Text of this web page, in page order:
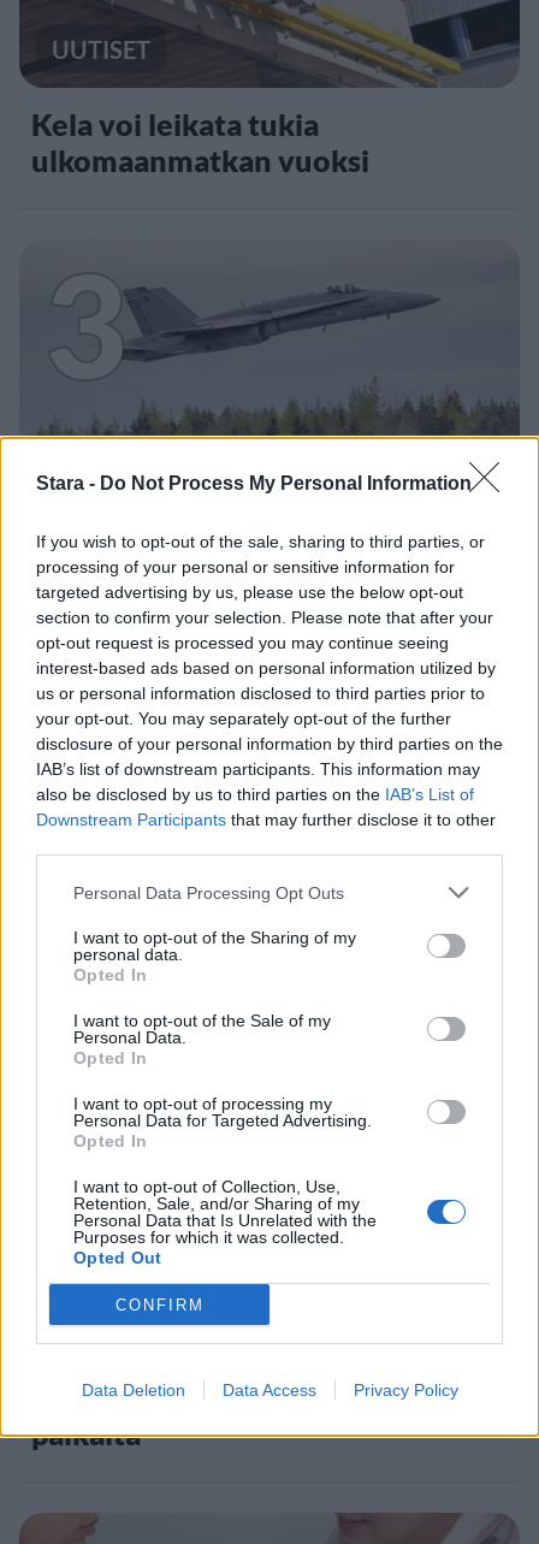
Stara - Do Not Process My Personal Information
If you wish to opt-out of the sale, sharing to third parties, or
processing of your personal or sensitive information for
targeted advertising by us, please use the below opt-out
section to confirm your selection. Please note that after your
opt-out request is processed you may continue seeing
interest-based ads based on personal information utilized by
us or personal information disclosed to third parties prior to
your opt-out. You may separately opt-out of the further
disclosure of your personal information by third parties on the
IAB’s list of downstream participants. This information may
also be disclosed by us to third parties on the IAB’s List of
Downstream Participants that may further disclose it to other
Personal Data Processing Opt Outs
I want to opt-out of the Sharing of my
personal data.
Opted In
I want to opt-out of the Sale of my
Personal Data.
Opted In
I want to opt-out of processing my
Personal Data for Targeted Advertising.
Opted In
I want to opt-out of Collection, Use,
Retention, Sale, and/or Sharing of my
Personal Data that Is Unrelated with the
Purposes for which it was collected.
Opted Out
CONFIRM
Data Deletion Data Access Privacy Policy
UUTISET
Kela voi leikata tukia
ulkomaanmatkan vuoksi
3
F/A-18 Hornet jyrähtää ylilennolle
Jyväskylässä – katuja suljetaan
4
Moottoripyöräilijä pakeni poliisia
– tutkaan hurja ylinopeus
5
VIIHDEUUTISET
Man -näytöksessä – yleisö poistui
paikalta